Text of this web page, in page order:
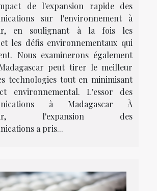
de l'expansion rapide des
sur l'environnement à
en soulignant à la fois les
les défis environnementaux qui
Nous examinerons également
peut tirer le meilleur
technologies tout en minimisant
environnemental. L'essor des
à Madagascar À
l'expansion des
a pris...